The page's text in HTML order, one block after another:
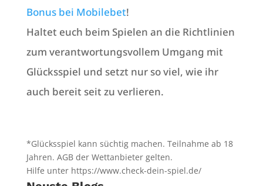
Bonus bei Mobilebet!
Haltet euch beim Spielen an die Richtlinien
zum verantwortungsvollem Umgang mit
Glücksspiel und setzt nur so viel, wie ihr
auch bereit seit zu verlieren.
*Glücksspiel kann süchtig machen. Teilnahme ab 18
Jahren. AGB der Wettanbieter gelten.
Hilfe unter https://www.check-dein-spiel.de/